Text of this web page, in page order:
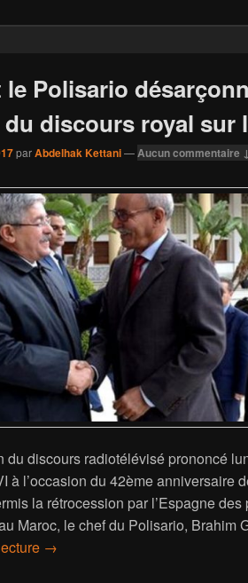
Polisario
discours royal sur
parAbdelhak Kettani—Aucun commentaire ↓
du discours radiotélévisé prononcé
à l’occasion du 42ème anniversaire
la rétrocession par l’Espagne des
Maroc, le chef du Polisario, Brahim
Alger et le Polisario
→